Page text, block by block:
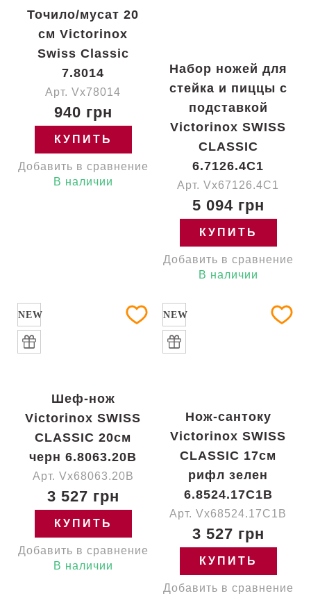
Точило/мусат 20
см Victorinox
Swiss Classic
7.8014
Арт. Vx78014
940 грн
КУПИТЬ
Добавить в сравнение
В наличии
Набор ножей для
стейка и пиццы с
подставкой
Victorinox SWISS
CLASSIC
6.7126.4C1
Арт. Vx67126.4C1
5 094 грн
КУПИТЬ
Добавить в сравнение
В наличии
NEW
Шеф-нож
Victorinox SWISS
CLASSIC 20см
черн 6.8063.20B
Арт. Vx68063.20B
3 527 грн
КУПИТЬ
Добавить в сравнение
В наличии
NEW
Нож-сантоку
Victorinox SWISS
CLASSIC 17см
рифл зелен
6.8524.17C1B
Арт. Vx68524.17C1B
3 527 грн
КУПИТЬ
Добавить в сравнение